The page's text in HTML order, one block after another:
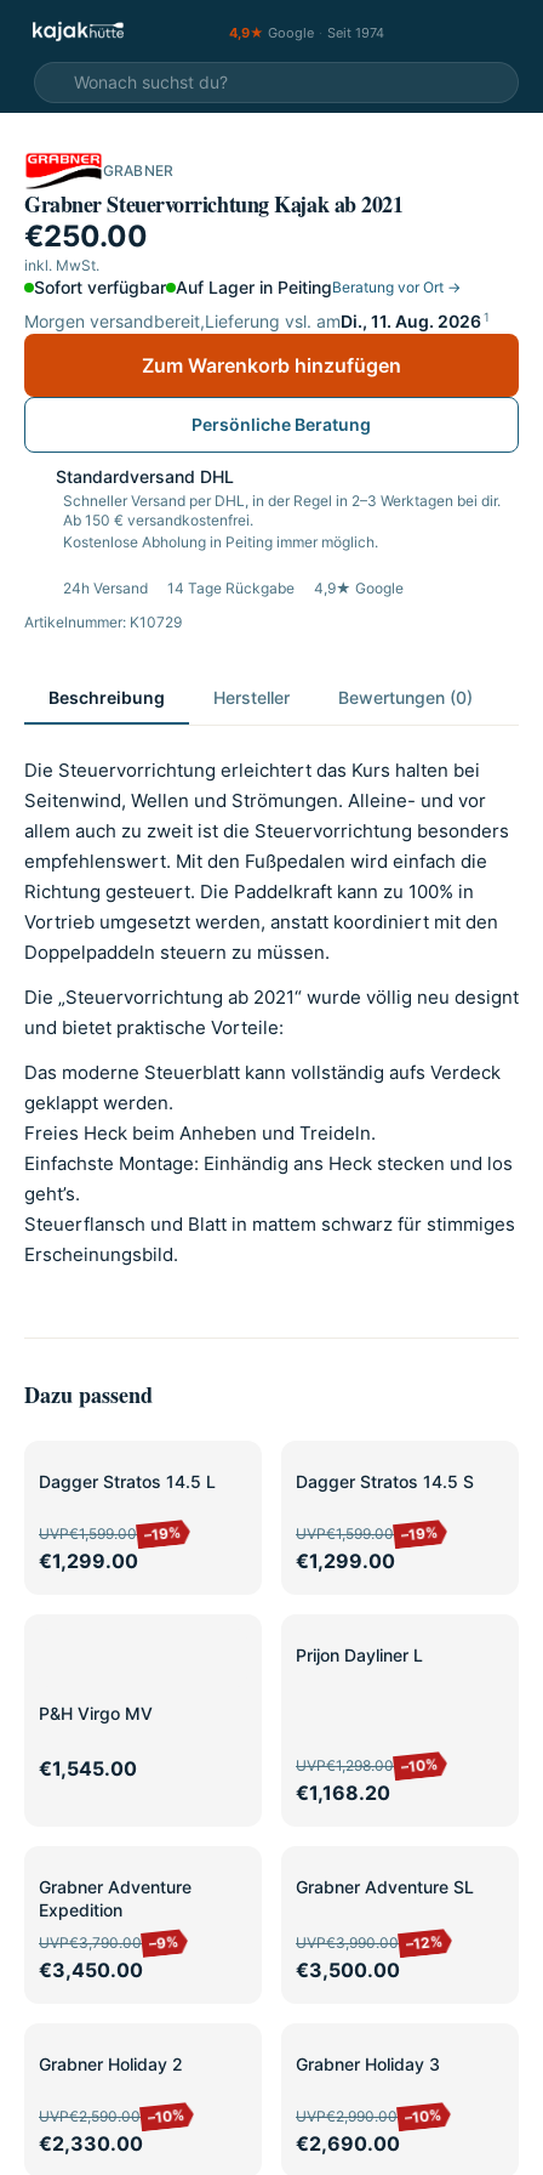
4,9★ Google · Seit 1974
GRABNER
Grabner Steuervorrichtung Kajak ab 2021
€250.00
inkl. MwSt.
Sofort verfügbar Auf Lager in PeitingBeratung vor Ort →
Morgen versandbereit,Lieferung vsl. amDi., 11. Aug. 20261
Zum Warenkorb hinzufügen
Persönliche Beratung
Standardversand DHL
Schneller Versand per DHL, in der Regel in 2–3 Werktagen bei dir.
Ab 150 € versandkostenfrei.
Kostenlose Abholung in Peiting immer möglich.
24h Versand 14 Tage Rückgabe
4,9★ Google
Artikelnummer: K10729
Beschreibung Hersteller Bewertungen (0)
Die Steuervorrichtung erleichtert das Kurs halten bei
Seitenwind, Wellen und Strömungen. Alleine- und vor
allem auch zu zweit ist die Steuervorrichtung besonders
empfehlenswert. Mit den Fußpedalen wird einfach die
Richtung gesteuert. Die Paddelkraft kann zu 100% in
Vortrieb umgesetzt werden, anstatt koordiniert mit den
Doppelpaddeln steuern zu müssen.
Die „Steuervorrichtung ab 2021“ wurde völlig neu designt
und bietet praktische Vorteile:
Das moderne Steuerblatt kann vollständig aufs Verdeck
geklappt werden.
Freies Heck beim Anheben und Treideln.
Einfachste Montage: Einhändig ans Heck stecken und los
geht’s.
Steuerflansch und Blatt in mattem schwarz für stimmiges
Erscheinungsbild.
Dazu passend
SALE
Dagger Stratos 14.5 L
UVP€1,599.00 –19%
€1,299.00
SALE
Dagger Stratos 14.5 S
UVP€1,599.00 –19%
€1,299.00
P&H Virgo MV
€1,545.00
SALE
Prijon Dayliner L
UVP€1,298.00 –10%
€1,168.20
SALE
Grabner Adventure
Expedition
UVP€3,790.00 –9%
€3,450.00
SALE
Grabner Adventure SL
UVP€3,990.00 –12%
€3,500.00
SALE
Grabner Holiday 2
UVP€2,590.00 –10%
€2,330.00
SALE
Grabner Holiday 3
UVP€2,990.00 –10%
€2,690.00